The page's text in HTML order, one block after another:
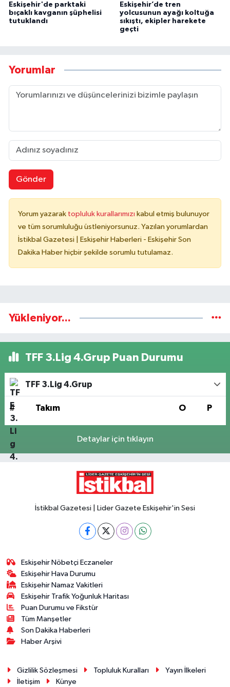
Eskişehir'de parktaki
bıçaklı kavganın şüphelisi
tutuklandı
Eskişehir’de tren
yolcusunun ayağı koltuğa
sıkıştı, ekipler harekete
geçti
Yorumlar
Gönder
Yorum yazarak topluluk kurallarımızı kabul etmiş bulunuyor
ve tüm sorumluluğu üstleniyorsunuz. Yazılan yorumlardan
İstikbal Gazetesi | Eskişehir Haberleri - Eskişehir Son
Dakika Haber hiçbir şekilde sorumlu tutulamaz.
Yükleniyor...
TFF 3.Lig 4.Grup Puan Durumu
TFF 3.Lig 4.Grup
# Takım O P
Detaylar için tıklayın
İstikbal Gazetesi | Lider Gazete Eskişehir'in Sesi
Eskişehir Nöbetçi Eczaneler
Eskişehir Hava Durumu
Eskişehir Namaz Vakitleri
Eskişehir Trafik Yoğunluk Haritası
Puan Durumu ve Fikstür
Tüm Manşetler
Son Dakika Haberleri
Haber Arşivi
Gizlilik Sözleşmesi Topluluk Kuralları
Yayın İlkeleri
İletişim
Künye